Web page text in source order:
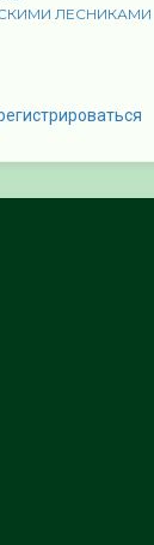
ЛЕСНИКАМИ